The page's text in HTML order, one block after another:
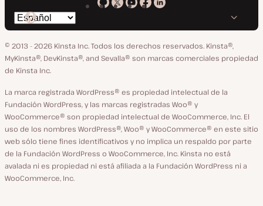
Kinsta
GitHub
Kinsta
X
Kinsta
YouTube
Kinsta
Facebook
Kinsta
LinkedIn
Cambiar
idioma
© 2013 - 2026 Kinsta Inc. Todos los derechos reservados. Kinsta®,
MyKinsta®, DevKinsta®, and Sevalla® son marcas comerciales propiedad
de Kinsta Inc.
La marca registrada WordPress® es propiedad intelectual de la
Fundación WordPress, y las marcas registradas Woo® y
WooCommerce® son propiedad intelectual de WooCommerce, Inc. El
uso de los nombres WordPress®, Woo® y WooCommerce® en este sitio
web sólo tiene fines identificativos y no implica un respaldo por parte
de la Fundación WordPress o WooCommerce, Inc. Kinsta no está
avalada ni es propiedad ni está afiliada a la Fundación WordPress ni a
WooCommerce, Inc.